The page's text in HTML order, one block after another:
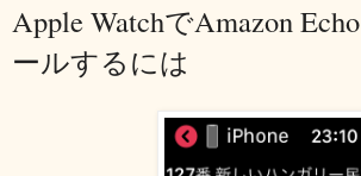
Apple WatchでAmazon
ールするには